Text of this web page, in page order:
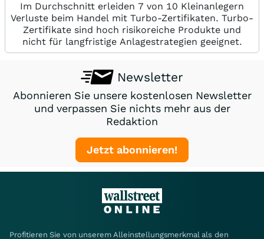
Im Durchschnitt erleiden 7 von 10 Kleinanlegern
Verluste beim Handel mit Turbo-Zertifikaten. Turbo-
Zertifikate sind hoch risikoreiche Produkte und
nicht für langfristige Anlagestrategien geeignet.
Newsletter
Abonnieren Sie unsere kostenlosen Newsletter
und verpassen Sie nichts mehr aus der
Redaktion
Jetzt abonnieren!
Profitieren Sie von unserem Alleinstellungsmerkmal als den